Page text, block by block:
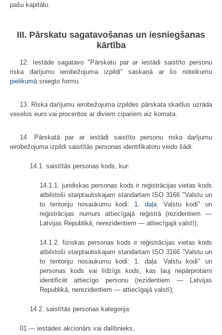
pašu kapitālu.
III. Pārskatu sagatavošanas un iesniegšanas
kārtība
12. Iestāde sagatavo "Pārskatu par ar iestādi saistīto personu
riska darījumu ierobežojuma izpildi" saskaņā ar šo noteikumu
pielikumā sniegto formu.
13. Riska darījumu ierobežojuma izpildes pārskata skaitļus uzrāda
veselos euro vai procentos ar diviem cipariem aiz komata.
14. Pārskatā par ar iestādi saistīto personu riska darījumu
ierobežojuma izpildi saistītās personas identifikatoru veido šādi:
14.1. saistītās personas kods, kur:
14.1. 1. juridiskas personas kods ir reģistrācijas vietas kods
atbilstoši starptautiskajam standartam ISO 3166 "Valstu un
to teritoriju nosaukumu kodi: 1. daļa: Valstu kodi" un
reģistrācijas numurs attiecīgajā reģistrā (rezidentiem —
Latvijas Republikā, nerezidentiem — attiecīgajā valstī);
14.1.2. fiziskas personas kods ir reģistrācijas vietas kods
atbilstoši starptautiskajam standartam ISO 3166 "Valstu un
to teritoriju nosaukumu kodi: 1. daļa: Valstu kodi" un
personas kods vai līdzīgs kods, kas ļauj nepārprotami
identificēt attiecīgo personu (rezidentiem — Latvijas
Republikā, nerezidentiem — attiecīgajā valstī);
14.2. saistītās personas kategorija:
01 — iestādes akcionārs vai dalībnieks,